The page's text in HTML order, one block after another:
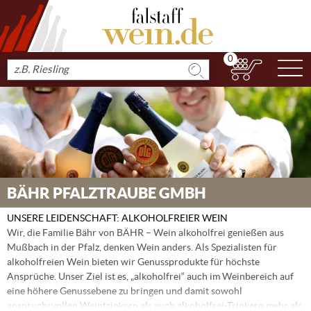
Produkt
suchen
0
BÄHR PFALZTRAUBE GMBH
UNSERE LEIDENSCHAFT: ALKOHOLFREIER WEIN
Wir, die Familie Bähr von BÄHR – Wein alkoholfrei genießen aus
Mußbach in der Pfalz, denken Wein anders. Als Spezialisten für
alkoholfreien Wein bieten wir Genussprodukte für höchste
Ansprüche. Unser Ziel ist es, „alkoholfrei“ auch im Weinbereich auf
eine höhere Genussebene zu bringen und damit sowohl
anspruchsvollen Weintrinkern als auch alkoholfrei-Trinkern mehr als